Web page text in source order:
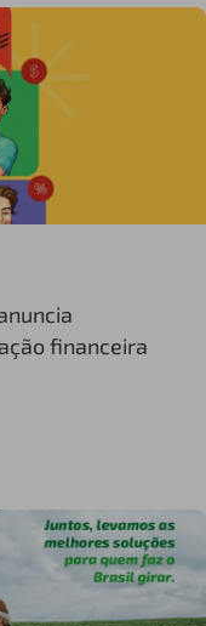
financeira